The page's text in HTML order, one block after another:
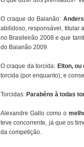
O craque do Baianão:
abilidoso, responsável, titular
no Brasileirão 2008 e que
do Baianão 2009.
O craque da torcida: Elton,
torcida (por enquanto), e
Torcidas: Parabéns à todas
Alexandre Gallo como o
teve concorrente, já que os
da competição.